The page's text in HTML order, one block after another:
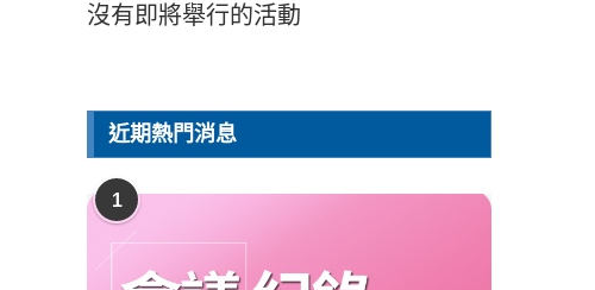
沒有即將舉行的活動
近期熱門消息
1